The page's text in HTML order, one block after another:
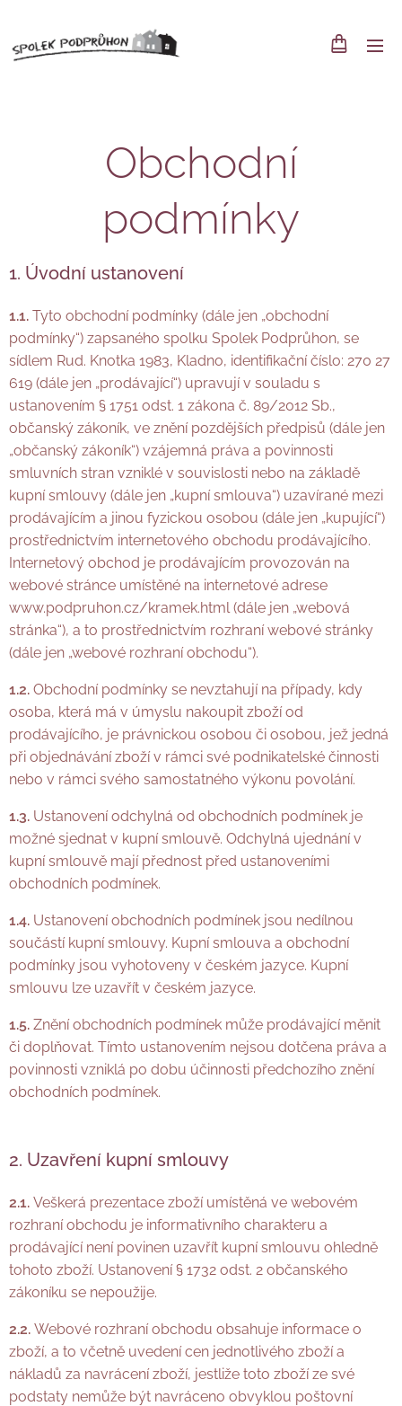
Obchodní
podmínky
1. Úvodní ustanovení
1.1. Tyto obchodní podmínky (dále jen „obchodní
podmínky“) zapsaného spolku Spolek Podprůhon, se
sídlem Rud. Knotka 1983, Kladno, identifikační číslo: 270 27
619 (dále jen „prodávající“) upravují v souladu s
ustanovením § 1751 odst. 1 zákona č. 89/2012 Sb.,
občanský zákoník, ve znění pozdějších předpisů (dále jen
„občanský zákoník“) vzájemná práva a povinnosti
smluvních stran vzniklé v souvislosti nebo na základě
kupní smlouvy (dále jen „kupní smlouva“) uzavírané mezi
prodávajícím a jinou fyzickou osobou (dále jen „kupující“)
prostřednictvím internetového obchodu prodávajícího.
Internetový obchod je prodávajícím provozován na
webové stránce umístěné na internetové adrese
www.podpruhon.cz/kramek.html(dále jen „webová
stránka“), a to prostřednictvím rozhraní webové stránky
(dále jen „webové rozhraní obchodu“).
1.2. Obchodní podmínky se nevztahují na případy, kdy
osoba, která má v úmyslu nakoupit zboží od
prodávajícího, je právnickou osobou či osobou, jež jedná
při objednávání zboží v rámci své podnikatelské činnosti
nebo v rámci svého samostatného výkonu povolání.
1.3. Ustanovení odchylná od obchodních podmínek je
možné sjednat v kupní smlouvě. Odchylná ujednání v
kupní smlouvě mají přednost před ustanoveními
obchodních podmínek.
1.4. Ustanovení obchodních podmínek jsou nedílnou
součástí kupní smlouvy. Kupní smlouva a obchodní
podmínky jsou vyhotoveny v českém jazyce. Kupní
smlouvu lze uzavřít v českém jazyce.
1.5. Znění obchodních podmínek může prodávající měnit
či doplňovat. Tímto ustanovením nejsou dotčena práva a
povinnosti vzniklá po dobu účinnosti předchozího znění
obchodních podmínek.
2. Uzavření kupní smlouvy
2.1. Veškerá prezentace zboží umístěná ve webovém
rozhraní obchodu je informativního charakteru a
prodávající není povinen uzavřít kupní smlouvu ohledně
tohoto zboží. Ustanovení § 1732 odst. 2 občanského
zákoníku se nepoužije.
2.2. Webové rozhraní obchodu obsahuje informace o
zboží, a to včetně uvedení cen jednotlivého zboží a
nákladů za navrácení zboží, jestliže toto zboží ze své
podstaty nemůže být navráceno obvyklou poštovní